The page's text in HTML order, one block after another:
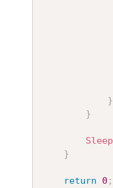
}
}
Sleep
}
return 0 ;